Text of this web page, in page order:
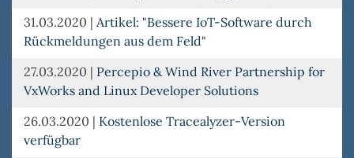
31.03.2020 | Artikel: "Bessere IoT-Software durch
Rückmeldungen aus dem Feld"
27.03.2020 | Percepio & Wind River Partnership for
VxWorks and Linux Developer Solutions
26.03.2020 | Kostenlose Tracealyzer-Version
verfügbar